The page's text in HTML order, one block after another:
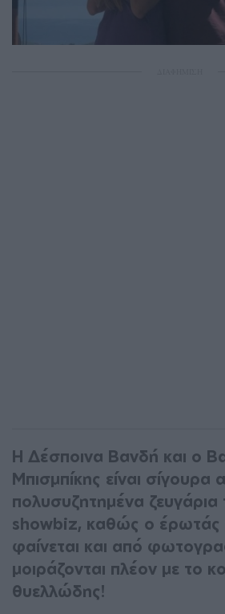
Η Δέσποινα Βανδή και ο
Μπισμπίκης είναι σίγουρα
πολυσυζητημένα ζευγάρια
showbiz, καθώς ο έρωτάς
φαίνεται και από
μοιράζονται πλέον με το
θυελλώδης!